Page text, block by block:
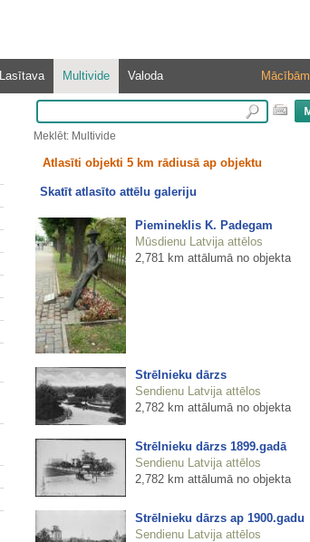
Lasītava Multivide Valoda Mācībām
Meklēt: Multivide
Atlasīti objekti 5 km rādiusā ap objektu
Skatīt atlasīto attēlu galeriju
Piemineklis K. Padegam
Mūsdienu Latvija attēlos
2,781 km attālumā no objekta
Strēlnieku dārzs
Sendienu Latvija attēlos
2,782 km attālumā no objekta
Strēlnieku dārzs 1899.gadā
Sendienu Latvija attēlos
2,782 km attālumā no objekta
Strēlnieku dārzs ap 1900.gadu
Sendienu Latvija attēlos